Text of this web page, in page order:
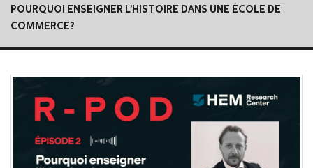
POURQUOI ENSEIGNER L’HISTOIRE DANS UNE ÉCOLE DE
COMMERCE?